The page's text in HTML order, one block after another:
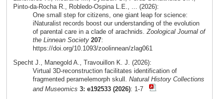
Pinto-da-Rocha R., Robledo-Ospina L.E., ... (2026):
One small step for citizens, one giant leap for science:
iNaturalist records boost our understanding of the evolution
of parental care in a clade of arachnids. Zoological Journal of
the Linnean Society 207:
https://doi.org/10.1093/zoolinnean/zlag061
Specht J., Manegold A., Travouillon K. J. (2026):
Virtual 3D-reconstruction facilitates identification of
fragmented peramelemorph skull. Natural History Collections
and Museomics 3: e192533 (2026): 1-7